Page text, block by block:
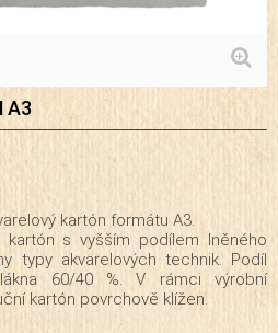
A3
kartón formátu A3.
kartón s vyšším podílem lněného
typy akvarelových technik. Podíl
60/40 %. V rámci výrobní
kartón povrchově klížen.